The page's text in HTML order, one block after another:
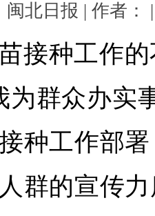
闽北日报 | 作者：
接种工作
为群众办实
种工作部
群的宣传